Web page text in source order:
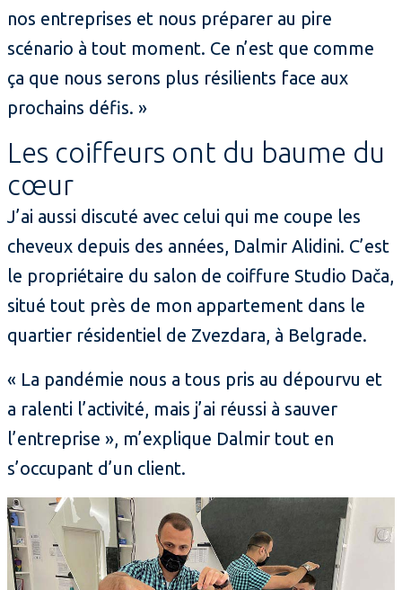
nos entreprises et nous préparer au pire
scénario à tout moment. Ce n’est que comme
ça que nous serons plus résilients face aux
prochains défis. »
Les coiffeurs ont du baume du
cœur
J’ai aussi discuté avec celui qui me coupe les
cheveux depuis des années, Dalmir Alidini. C’est
le propriétaire du salon de coiffure Studio Dača,
situé tout près de mon appartement dans le
quartier résidentiel de Zvezdara, à Belgrade.
« La pandémie nous a tous pris au dépourvu et
a ralenti l’activité, mais j’ai réussi à sauver
l’entreprise », m’explique Dalmir tout en
s’occupant d’un client.